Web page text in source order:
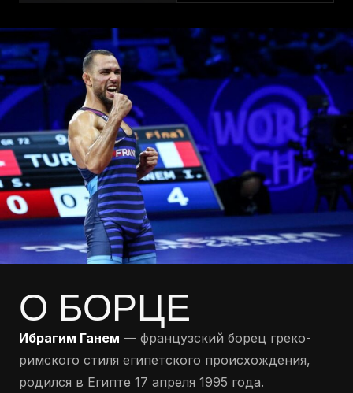
О БОРЦЕ
Ибрагим Ганем — французский борец греко-
римского стиля египетского происхождения,
родился в Египте 17 апреля 1995 года.